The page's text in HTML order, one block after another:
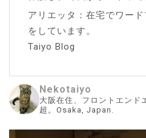
アリエッタ：在宅でワー
をしています。
Taiyo Blog
Nekotaiyo
大阪在住、フロントエンド
超。Osaka, Japan.